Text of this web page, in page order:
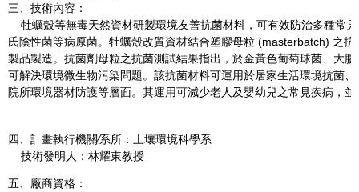
三、技術內容：
牡蠣殼等無毒天然資材研製環境友善抗菌材料，可有效防治多種常
氏陰性菌等病原菌。牡蠣殼改質資材結合塑膠母粒 (masterbatch) 之
製品製造。抗菌劑母粒之抗菌測試結果指出，於金黃色葡萄球菌、大
可解決環境微生物污染問題。該抗菌材料可運用於居家生活環境抗菌
院所環境器材防護等層面。其運用可減少老人及嬰幼兒之常見疾病，
四、計畫執行機關∕系所：土壤環境科學系
技術發明人：林耀東教授
五、廠商資格：